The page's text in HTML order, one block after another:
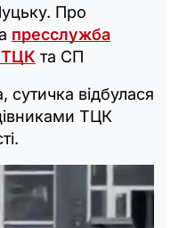
Про
пресслужба
ТЦК та СП
відбулася
ТЦК